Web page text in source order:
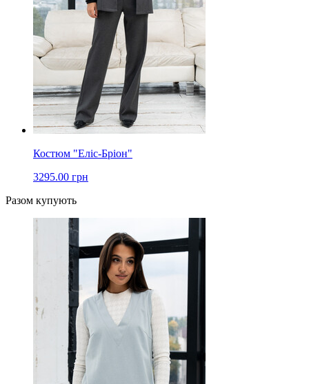
Костюм "Еліс-Бріон"
3295.00 грн
Разом купують